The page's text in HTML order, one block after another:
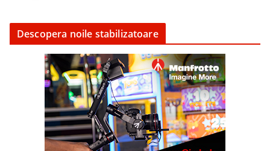
Descopera noile stabilizatoare